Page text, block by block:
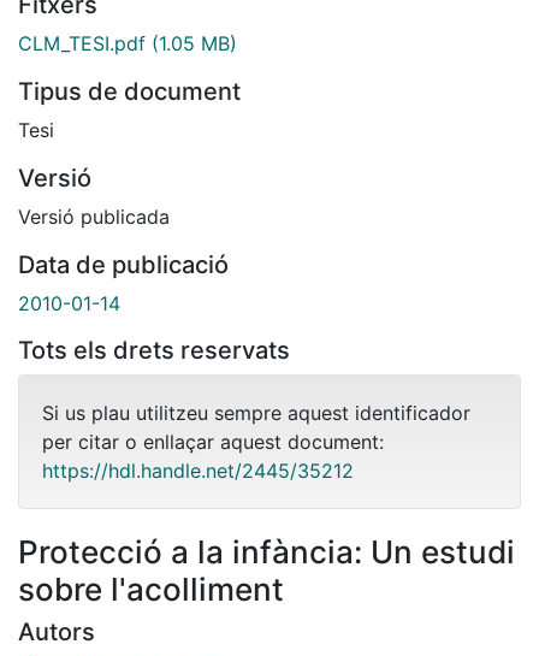
CLM_TESI.pdf (1.05 MB)
Tipus de document
Tesi
Versió
Versió publicada
Data de publicació
2010-01-14
Tots els drets reservats
Si us plau utilitzeu sempre aquest identificador
per citar o enllaçar aquest document:
https://hdl.handle.net/2445/35212
Protecció a la infància: Un estudi
sobre l'acolliment
Autors